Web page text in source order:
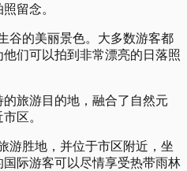
留念。
谷的美丽景色。大多数游客都
们可以拍到非常漂亮的日落照
旅游目的地，融合了自然元
区。
游胜地，并位于市区附近，坐
际游客可以尽情享受热带雨林